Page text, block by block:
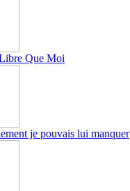
Que Moi
je pouvais lui manquer